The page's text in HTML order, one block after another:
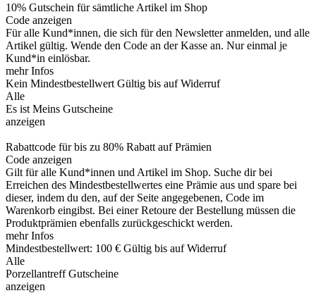
10% Gutschein für sämtliche Artikel im Shop
Code anzeigen
Für alle Kund*innen, die sich für den Newsletter anmelden, und alle
Artikel gültig. Wende den Code an der Kasse an. Nur einmal je
Kund*in einlösbar.
mehr Infos
Kein Mindestbestellwert Gültig bis auf Widerruf
Alle
Es ist Meins Gutscheine
anzeigen
Rabattcode für bis zu 80% Rabatt auf Prämien
Code anzeigen
Gilt für alle Kund*innen und Artikel im Shop. Suche dir bei
Erreichen des Mindestbestellwertes eine Prämie aus und spare bei
dieser, indem du den, auf der Seite angegebenen, Code im
Warenkorb eingibst. Bei einer Retoure der Bestellung müssen die
Produktprämien ebenfalls zurückgeschickt werden.
mehr Infos
Mindestbestellwert: 100 € Gültig bis auf Widerruf
Alle
Porzellantreff Gutscheine
anzeigen